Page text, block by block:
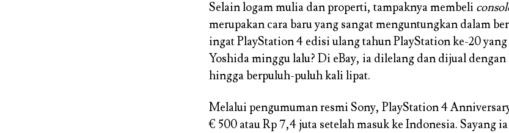
Selain logam mulia dan properti, tampaknya membeli
merupakan cara baru yang sangat menguntungkan dalam
ingat PlayStation 4 edisi ulang tahun PlayStation ke-20
Yoshida minggu lalu? Di eBay, ia dilelang dan dijual dengan
hingga berpuluh-puluh kali lipat.
Melalui pengumuman resmi Sony, PlayStation 4
€ 500 atau Rp 7,4 juta setelah masuk ke Indonesia. Sayang